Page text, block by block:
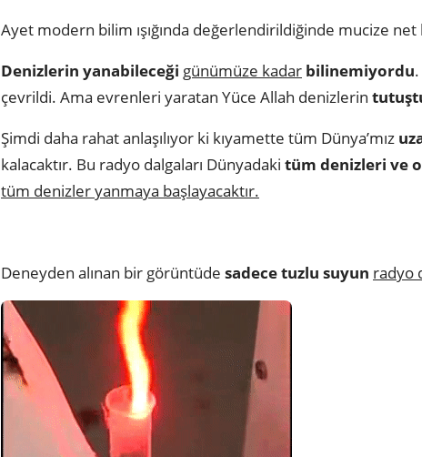
Ayet modern bilim ışığında değerlendirildiğinde mucize
Denizlerin yanabileceği günümüze kadar bilinemiyordu
çevrildi. Ama evrenleri yaratan Yüce Allah denizlerin
Şimdi daha rahat anlaşılıyor ki kıyamette tüm Dünya’mız
kalacaktır. Bu radyo dalgaları Dünyadaki tüm denizleri ve
tüm denizler yanmaya başlayacaktır.
Deneyden alınan bir görüntüde sadece tuzlu suyun radyo